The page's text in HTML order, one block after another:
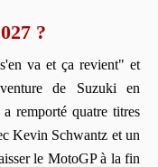
?
va et ça revient" et
de Suzuki en
remporté quatre titres
Kevin Schwantz et un
le MotoGP à la fin